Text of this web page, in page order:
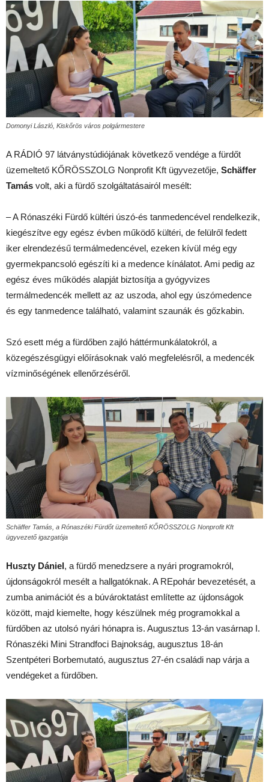
Domonyi László, Kiskőrös város polgármestere
A RÁDIÓ 97 látványstúdiójának következő vendége a fürdőt
üzemeltető KŐRÖSSZOLG Nonprofit Kft ügyvezetője, Schäffer
Tamás volt, aki a fürdő szolgáltatásairól mesélt:
– A Rónaszéki Fürdő kültéri úszó-és tanmedencével rendelkezik,
kiegészítve egy egész évben működő kültéri, de felülről fedett
iker elrendezésű termálmedencével, ezeken kívül még egy
gyermekpancsoló egészíti ki a medence kínálatot. Ami pedig az
egész éves működés alapját biztosítja a gyógyvizes
termálmedencék mellett az az uszoda, ahol egy úszómedence
és egy tanmedence található, valamint szaunák és gőzkabin.
Szó esett még a fürdőben zajló háttérmunkálatokról, a
közegészésgügyi előírásoknak való megfelelésről, a medencék
vízminőségének ellenőrzéséről.
Schäffer Tamás, a Rónaszéki Fürdőt üzemeltető KŐRÖSSZOLG Nonprofit Kft
ügyvezető igazgatója
Huszty Dániel , a fürdő menedzsere a nyári programokról,
újdonságokról mesélt a hallgatóknak. A REpohár bevezetését, a
zumba animációt és a búvároktatást említette az újdonságok
között, majd kiemelte, hogy készülnek még programokkal a
fürdőben az utolsó nyári hónapra is. Augusztus 13-án vasárnap I.
Rónaszéki Mini Strandfoci Bajnokság, augusztus 18-án
Szentpéteri Borbemutató, augusztus 27-én családi nap várja a
vendégeket a fürdőben.